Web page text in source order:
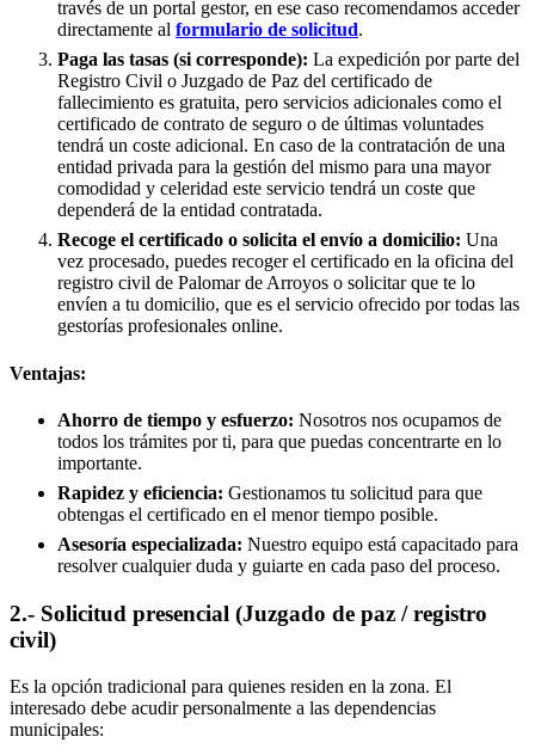
través de un portal gestor, en ese caso recomendamos acceder
directamente al formulario de solicitud.
Paga las tasas (si corresponde): La expedición por parte del
Registro Civil o Juzgado de Paz del certificado de
fallecimiento es gratuita, pero servicios adicionales como el
certificado de contrato de seguro o de últimas voluntades
tendrá un coste adicional. En caso de la contratación de una
entidad privada para la gestión del mismo para una mayor
comodidad y celeridad este servicio tendrá un coste que
dependerá de la entidad contratada.
Recoge el certificado o solicita el envío a domicilio: Una
vez procesado, puedes recoger el certificado en la oficina del
registro civil de Palomar de Arroyos o solicitar que te lo
envíen a tu domicilio, que es el servicio ofrecido por todas las
gestorías profesionales online.
Ventajas:
Ahorro de tiempo y esfuerzo: Nosotros nos ocupamos de
todos los trámites por ti, para que puedas concentrarte en lo
importante.
Rapidez y eficiencia: Gestionamos tu solicitud para que
obtengas el certificado en el menor tiempo posible.
Asesoría especializada: Nuestro equipo está capacitado para
resolver cualquier duda y guiarte en cada paso del proceso.
2.- Solicitud presencial (Juzgado de paz / registro
civil)
Es la opción tradicional para quienes residen en la zona. El
interesado debe acudir personalmente a las dependencias
municipales: